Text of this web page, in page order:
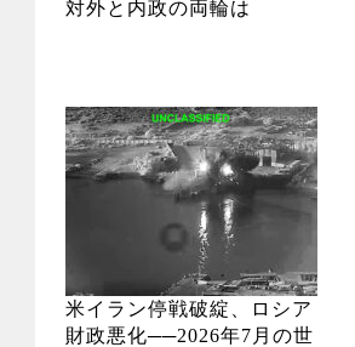
対外と内政の両輪は
米イラン停戦破綻、ロシア
財政悪化──2026年7月の世